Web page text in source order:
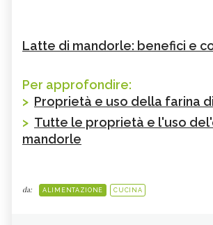
Latte di mandorle: benefici e
Per approfondire:
> Proprietà e uso della farina
> Tutte le proprietà e l'uso
mandorle
da: ALIMENTAZIONE CUCINA